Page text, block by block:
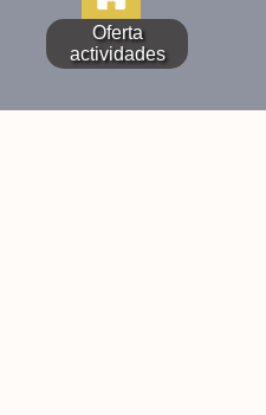
Oferta
actividades